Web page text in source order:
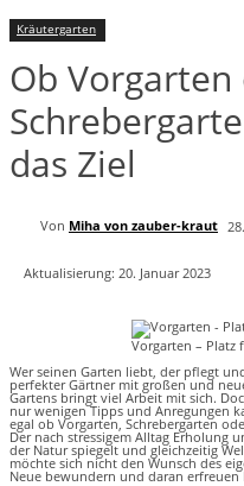
Kräutergarten
Ob
das Ziel
Von Miha von zauber-kraut
Aktualisierung: 20. Januar 2023
Vorgarten – Platz
Wer seinen Garten liebt, der pflegt
perfekter Gärtner mit großen und
Gartens bringt viel Arbeit mit sich.
nur wenigen Tipps und Anregungen
egal ob Vorgarten, Schrebergarten
Der nach stressigem Alltag Erholung
der Natur spiegelt und gleichzeitig
möchte sich nicht den Wunsch des
Neue bewundern und daran erfreuen